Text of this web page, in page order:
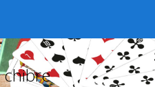
chibre